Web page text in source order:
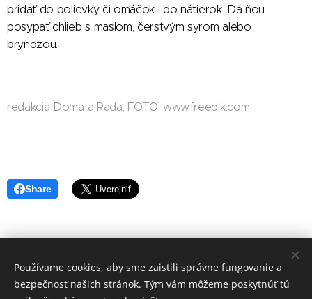
pridať do polievky či omáčok i do nátierok. Dá ňou
posypať chlieb s maslom, čerstvým syrom alebo
bryndzou.
redakcia Doma a Rada, FOTO:www.freepik.com
Share
redakcia Doma a Rada
Používame cookies, aby sme zaistili správne fungovanie a
bezpečnosť našich stránok. Tým vám môžeme poskytnúť tú